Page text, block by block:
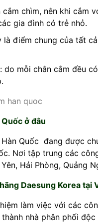
cắm chìm, nên khi cắm
gia đình có trẻ nhỏ.
là điểm chung của tất
: do mỗi chân cắm đều
ở đâu
Quốc đang được
Nơi tập trung các
Hải Phòng, Quảng
Daesung Korea tại
làm việc với các
nhà phân phối